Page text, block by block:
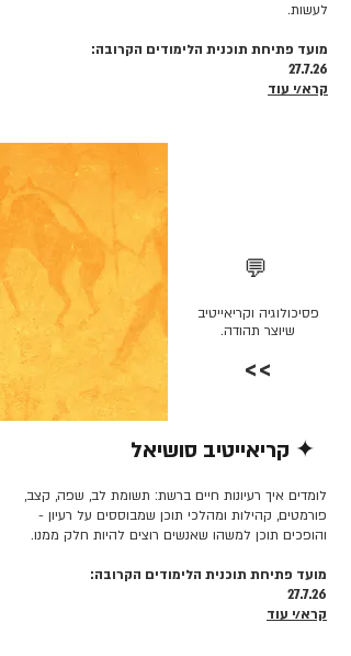
לעשות.
מועד פתיחת תוכנית הלימודים הקרובה:
27.7.26
קרא/י עוד
💬
פסיכולוגיה וקריאייטיב
שיוצר תהודה.
>>
✦ קריאייטיב סושיאל
לומדים איך רעיונות חיים ברשת: תשומת לב, שפה, קצב,
פורמטים, קהילות ומהלכי תוכן שמבוססים על רעיון -
והופכים תוכן למשהו שאנשים רוצים להיות חלק ממנו.
מועד פתיחת תוכנית הלימודים הקרובה:
27.7.26
קרא/י עוד